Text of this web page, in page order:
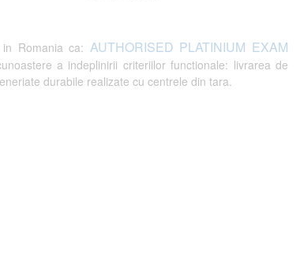
in Romania ca: AUTHORISED PLATINIUM EXAM
a indeplinirii criteriilor functionale: livrarea de
durabile realizate cu centrele din tara.